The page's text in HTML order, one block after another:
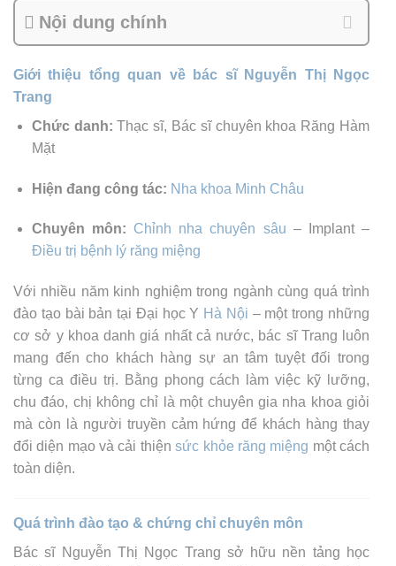
Nội dung chính
Giới thiệu tổng quan về bác sĩ Nguyễn Thị Ngọc
Trang
Chức danh: Thạc sĩ, Bác sĩ chuyên khoa Răng Hàm
Mặt
Hiện đang công tác: Nha khoa Minh Châu
Chuyên môn: Chỉnh nha chuyên sâu – Implant –
Điều trị bệnh lý răng miệng
Với nhiều năm kinh nghiệm trong ngành cùng quá trình
đào tạo bài bản tại Đại học Y Hà Nội – một trong những
cơ sở y khoa danh giá nhất cả nước, bác sĩ Trang luôn
mang đến cho khách hàng sự an tâm tuyệt đối trong
từng ca điều trị. Bằng phong cách làm việc kỹ lưỡng,
chu đáo, chị không chỉ là một chuyên gia nha khoa giỏi
mà còn là người truyền cảm hứng để khách hàng thay
đổi diện mạo và cải thiệnsức khỏe răng miệng một cách
toàn diện.
Quá trình đào tạo & chứng chỉ chuyên môn
Bác sĩ Nguyễn Thị Ngọc Trang sở hữu nền tảng học